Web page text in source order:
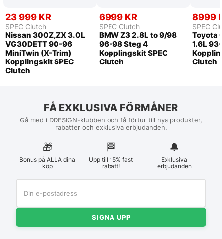
23 999 KR
SPEC Clutch
Nissan 300Z,ZX 3.0L
VG30DETT 90-96
MiniTwin (X-Trim)
Kopplingskit SPEC
Clutch
6999 KR
SPEC Clutch
BMW Z3 2.8L to 9/98
96-98 Steg 4
Kopplingskit SPEC
Clutch
8999
SPEC
Toyota
1.6L
Clutch
FÅ EXKLUSIVA FÖRMÅNER
Gå med i DDESIGN-klubben och få förtur till nya produkter,
rabatter och exklusiva erbjudanden.
🎁
Bonus på ALLA dina
köp
🏁︎
Upp till 15% fast
rabatt!
🔔
Exklusiva
erbjudanden
SIGNA UPP